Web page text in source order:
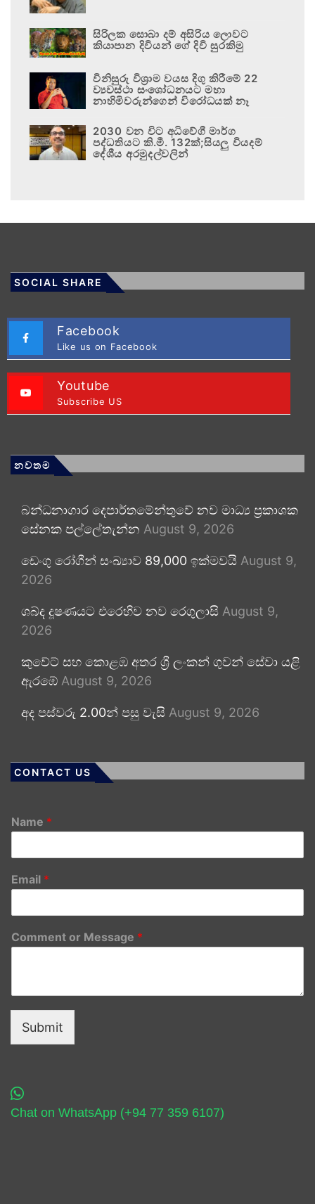
සිරිලක සොබා දම් අසිරිය ලොවට
කියාපාන දිවියන් ගේ දිවි සුරකිමු
විනිසුරු විශ්‍රාම වයස දිගු කිරීමේ 22
ව්‍යවස්ථා සංශෝධනයට මහා
නාහිමිවරුන්ගෙන් විරෝධයක් නෑ
2030 වන විට අධිවේගී මාර්ග
පද්ධතියට කි.මී. 132ක්;සියලු වියදම්
දේශීය අරමුදල්වලින්
SOCIAL SHARE
Facebook
Like us on Facebook
Youtube
Subscribe US
නවතම
බන්ධනාගාර දෙපාර්තමේන්තුවේ නව මාධ්‍ය ප්‍රකාශක
සේනක පල්ලේතැන්න August 9, 2026
ඩෙංගු රෝගීන් සංඛ්‍යාව 89,000 ඉක්මවයි August 9,
2026
ශබ්ද දූෂණයට එරෙහිව නව රෙගුලාසි August 9,
2026
කුවේට් සහ කොළඹ අතර ශ්‍රී ලංකන් ගුවන් සේවා යළි
ඇරඹේ August 9, 2026
අද පස්වරු 2.00න් පසු වැසි August 9, 2026
CONTACT US
Name *
Email *
Comment or Message *
Submit
Chat on WhatsApp (+94 77 359 6107)